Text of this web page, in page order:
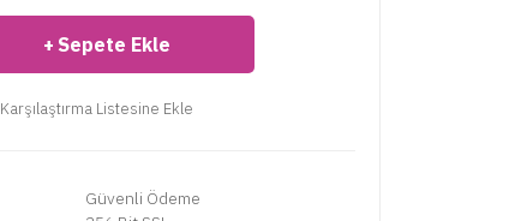
Sepete Ekle
Karşılaştırma Listesine Ekle
Güvenli Ödeme